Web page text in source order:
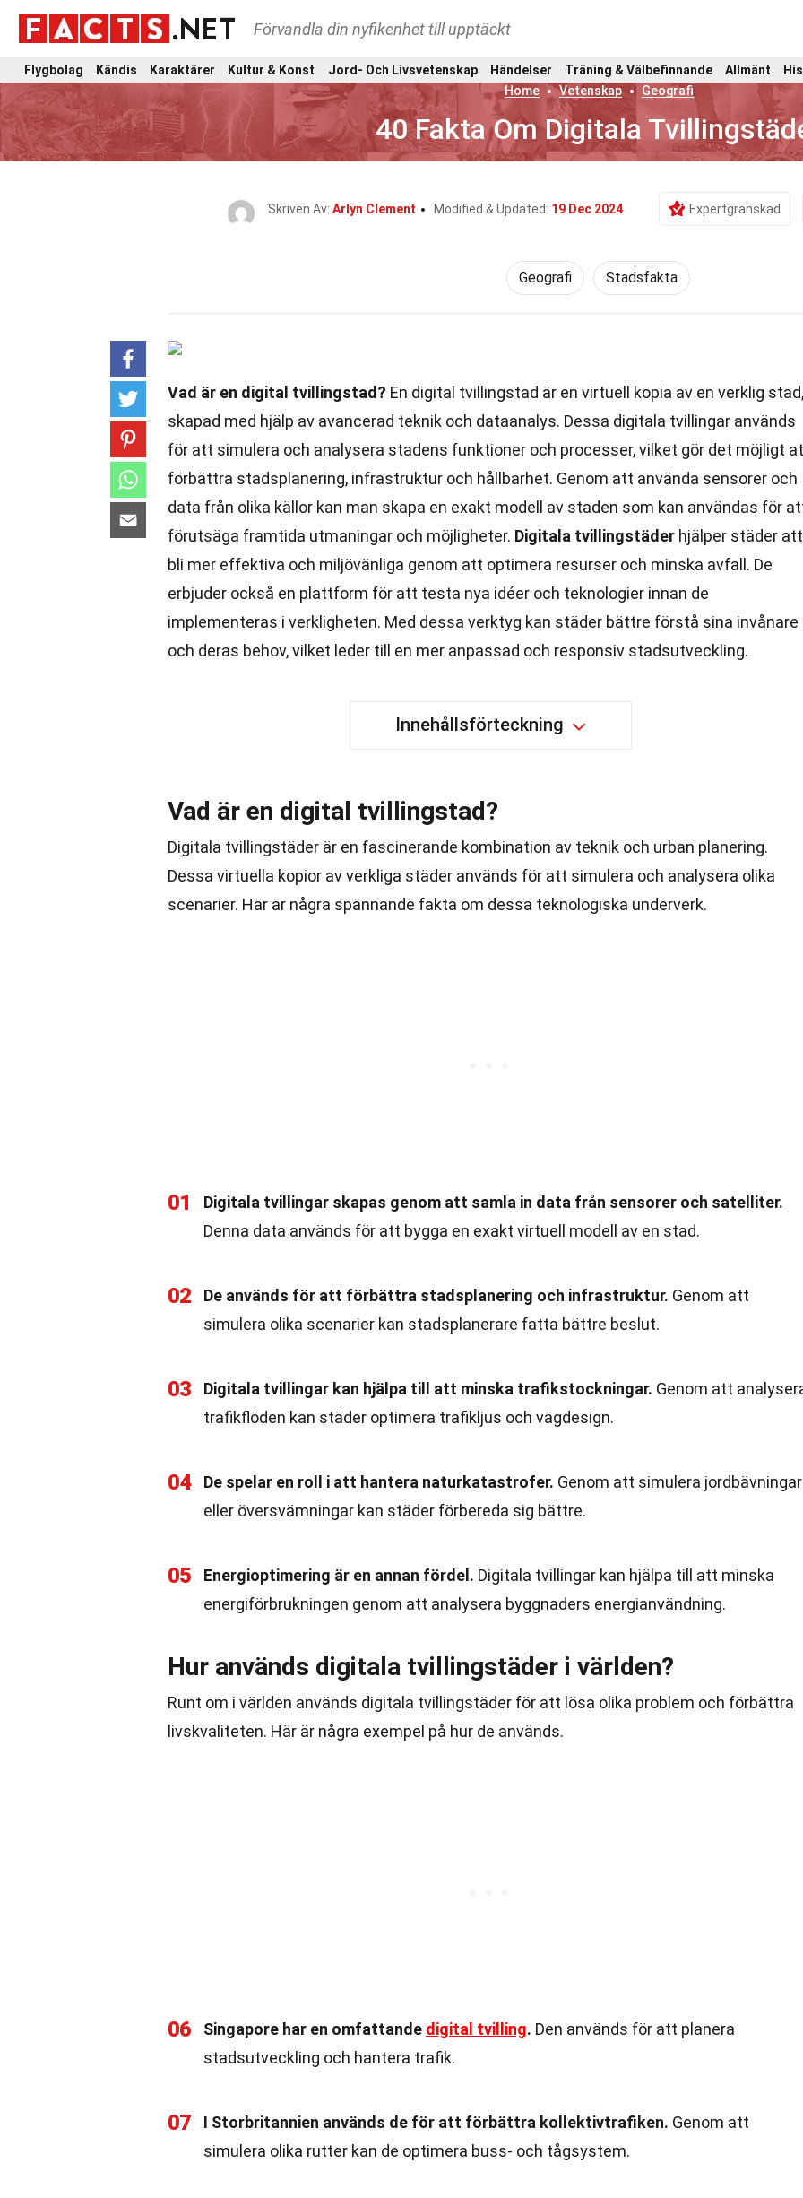
Förvandla din nyfikenhet till upptäckt
Flygbolag Kändis Karaktärer Kultur & Konst Jord- Och Livsvetenskap Händelser Träning & Välbefinnande Allmänt
Home
Vetenskap Geografi
40 Fakta Om Digitala
Skriven Av: Arlyn Clement Modified & Updated: 19 Dec 2024 Expertgranskad
Geografi Stadsfakta
Vad är en digital tvillingstad? En digital tvillingstad är en virtuell kopia av en verklig stad,
skapad med hjälp av avancerad teknik och dataanalys. Dessa digitala tvillingar används
för att simulera och analysera stadens funktioner och processer, vilket gör det möjligt
förbättra stadsplanering, infrastruktur och hållbarhet. Genom att använda sensorer och
data från olika källor kan man skapa en exakt modell av staden som kan användas för
förutsäga framtida utmaningar och möjligheter. Digitala tvillingstäder hjälper städer att
bli mer effektiva och miljövänliga genom att optimera resurser och minska avfall. De
erbjuder också en plattform för att testa nya idéer och teknologier innan de
implementeras i verkligheten. Med dessa verktyg kan städer bättre förstå sina invånare
och deras behov, vilket leder till en mer anpassad och responsiv stadsutveckling.
Innehållsförteckning
Vad är en digital tvillingstad?
Digitala tvillingstäder är en fascinerande kombination av teknik och urban planering.
Dessa virtuella kopior av verkliga städer används för att simulera och analysera olika
scenarier. Här är några spännande fakta om dessa teknologiska underverk.
01
Digitala tvillingar skapas genom att samla in data från sensorer och satelliter.
Denna data används för att bygga en exakt virtuell modell av en stad.
02 De används för att förbättra stadsplanering och infrastruktur. Genom att
simulera olika scenarier kan stadsplanerare fatta bättre beslut.
03 Digitala tvillingar kan hjälpa till att minska trafikstockningar. Genom att
trafikflöden kan städer optimera trafikljus och vägdesign.
04 De spelar en roll i att hantera naturkatastrofer. Genom att simulera jordbävningar
eller översvämningar kan städer förbereda sig bättre.
05 Energioptimering är en annan fördel. Digitala tvillingar kan hjälpa till att minska
energiförbrukningen genom att analysera byggnaders energianvändning.
Hur används digitala tvillingstäder i världen?
Runt om i världen används digitala tvillingstäder för att lösa olika problem och förbättra
livskvaliteten. Här är några exempel på hur de används.
06 Singapore har en omfattande digital tvilling. Den används för att planera
stadsutveckling och hantera trafik.
07 I Storbritannien används de för att förbättra kollektivtrafiken. Genom att
simulera olika rutter kan de optimera buss- och tågsystem.